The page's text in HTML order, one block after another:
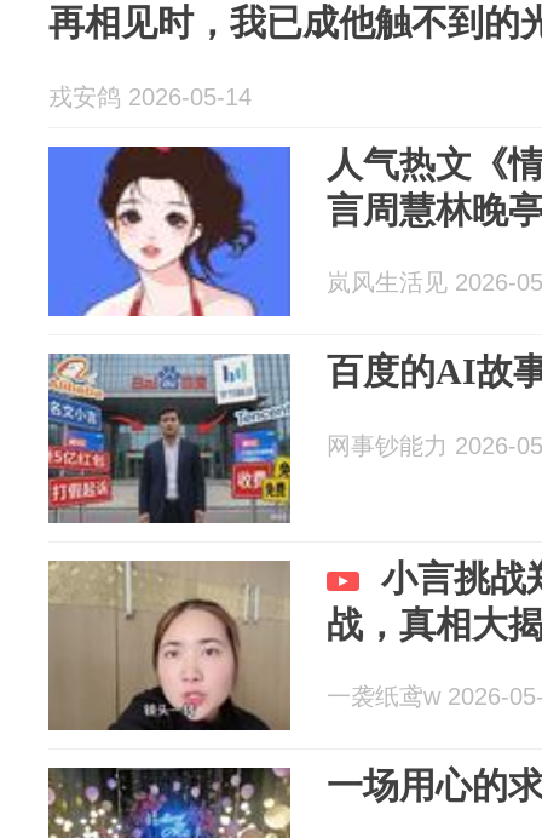
再相见时，我已成他触不到的
戎安鸽 2026-05-14
人气热文《
言周慧林晚
岚风生活见 2026-
百度的AI故
网事钞能力 2026-
小言挑战
战，真相大
一袭纸鸢w 2026-
一场用心的